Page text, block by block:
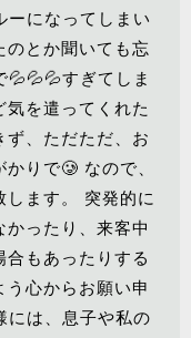
ーになってしまい
のとか聞いても忘
すぎてしま
気を遣ってくれた
ず、ただただ、お
りで🥲 なので、
ます。 突発的に
ったり、来客中
もあったりする
心からお願い申
には、息子や私の